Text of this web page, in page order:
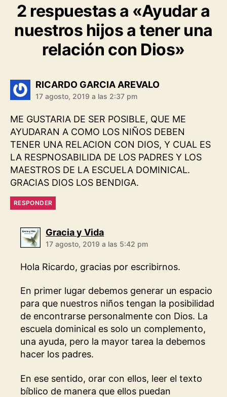
2 respuestas a «Ayudar a
nuestros hijos a tener una
relación con Dios»
RICARDO GARCIA AREVALOdice:
17 agosto, 2019 a las 2:37 pm
ME GUSTARIA DE SER POSIBLE, QUE ME
AYUDARAN A COMO LOS NIÑOS DEBEN
TENER UNA RELACION CON DIOS, Y CUAL ES
LA RESPNOSABILIDA DE LOS PADRES Y LOS
MAESTROS DE LA ESCUELA DOMINICAL.
GRACIAS DIOS LOS BENDIGA.
RESPONDER
Gracia y Vidadice:
17 agosto, 2019 a las 5:42 pm
Hola Ricardo, gracias por escribirnos.
En primer lugar debemos generar un espacio
para que nuestros niños tengan la posibilidad
de encontrarse personalmente con Dios. La
escuela dominical es solo un complemento,
una ayuda, pero la mayor tarea la debemos
hacer los padres.
En ese sentido, orar con ellos, leer el texto
bíblico de manera que ellos puedan